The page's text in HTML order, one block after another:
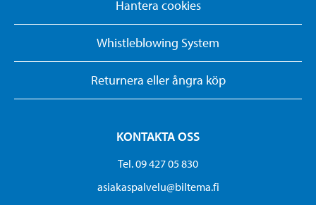
Hantera cookies
Whistleblowing System
Returnera eller ångra köp
KONTAKTA OSS
Tel. 09 427 05 830
asiakaspalvelu@biltema.fi